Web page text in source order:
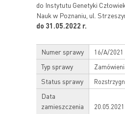
do Instytutu Genetyki
Nauk w Poznaniu, ul.
do 31.05.2022 r.
Numer sprawy 16/A/2021
Typ sprawy
Status sprawy
Data
zamieszczenia